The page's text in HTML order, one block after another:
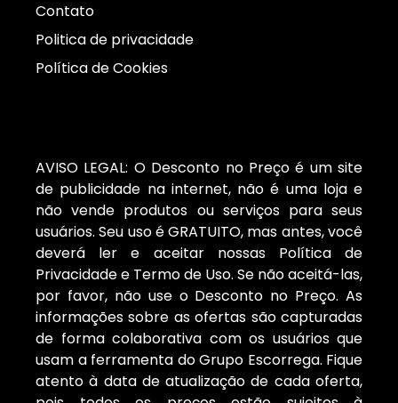
Contato
Politica de privacidade
Política de Cookies
AVISO LEGAL: O Desconto no Preço é um site
de publicidade na internet, não é uma loja e
não vende produtos ou serviços para seus
usuários. Seu uso é GRATUITO, mas antes, você
deverá ler e aceitar nossas Política de
Privacidade e Termo de Uso. Se não aceitá-las,
por favor, não use o Desconto no Preço. As
informações sobre as ofertas são capturadas
de forma colaborativa com os usuários que
usam a ferramenta do Grupo Escorrega. Fique
atento à data de atualização de cada oferta,